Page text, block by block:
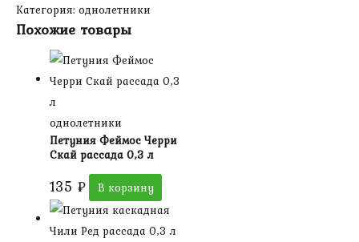
0,3
л
Категория: однолетники
Похожие товары
однолетники
Петуния Феймос Черри
Скай рассада 0,3 л
135 ₽ В корзину